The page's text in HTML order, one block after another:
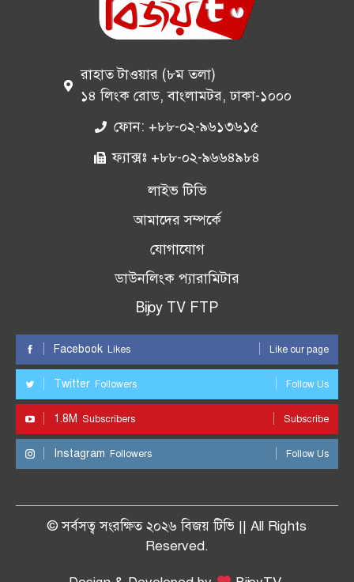
রাহাত টাওয়ার (৮ম তলা)
১৪ লিংক রোড, বাংলামটর, ঢাকা-১০০০
ফোন: +৮৮-০২-৯৬১৩৬১৫
ফ্যাক্সঃ +৮৮-০২-৯৬৬৪৯৮৪
লাইভ টিভি
আমাদের সম্পর্কে
যোগাযোগ
ডাউনলিংক প্যারামিটার
Bijoy TV FTP
Facebook Likes Like our page
Twitter Followers Follow Us
1.8M Subscribers Subscribe
Instagram Followers Follow Us
© সর্বসত্ব সংরক্ষিত ২০২৬ বিজয় টিভি || All Rights
Reserved.